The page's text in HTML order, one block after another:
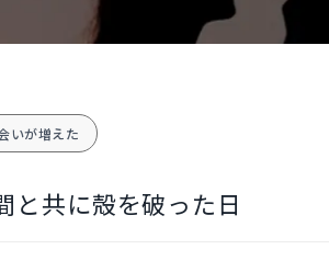
いが増えた
と共に殻を破った日